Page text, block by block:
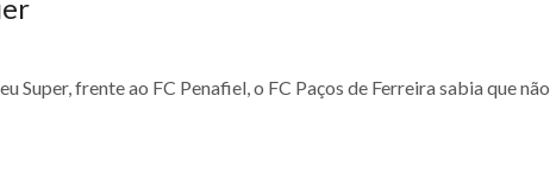
frente ao FC Penafiel, o FC Paços de Ferreira sabia que não